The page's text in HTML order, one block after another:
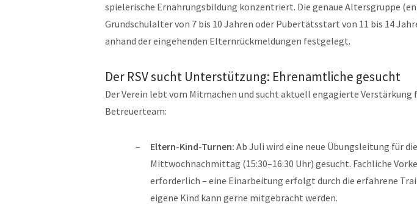
spielerische Ernährungsbildung konzentriert. Die genaue Altersgruppe
Grundschulalter von 7 bis 10 Jahren oder Pubertätsstart von 11 bis 14
anhand der eingehenden Elternrückmeldungen festgelegt.
Der RSV sucht Unterstützung: Ehrenamtliche gesucht
Der Verein lebt vom Mitmachen und sucht aktuell engagierte Verstärkung
Betreuerteam:
Eltern-Kind-Turnen: Ab Juli wird eine neue Übungsleitung für
Mittwochnachmittag (15:30–16:30 Uhr) gesucht. Fachliche
erforderlich – eine Einarbeitung erfolgt durch die erfahrene
eigene Kind kann gerne mitgebracht werden.